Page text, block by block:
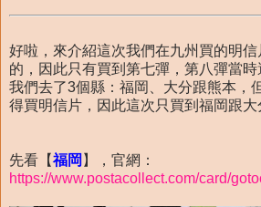
好啦，來介紹這次我們在九州買的明
的，因此只有買到第七彈，第八彈當時
我們去了3個縣：福岡、大分跟熊本，
得買明信片，因此這次只買到福岡跟大
先看【福岡 】，官網：
https://www.postacollect.com/card/